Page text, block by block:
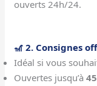
ouverts 24h/24.
🎢 2. Consignes
Idéal si vous
Ouvertes jusqu’à